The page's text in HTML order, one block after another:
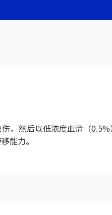
，然后以低浓度血清（
能力。